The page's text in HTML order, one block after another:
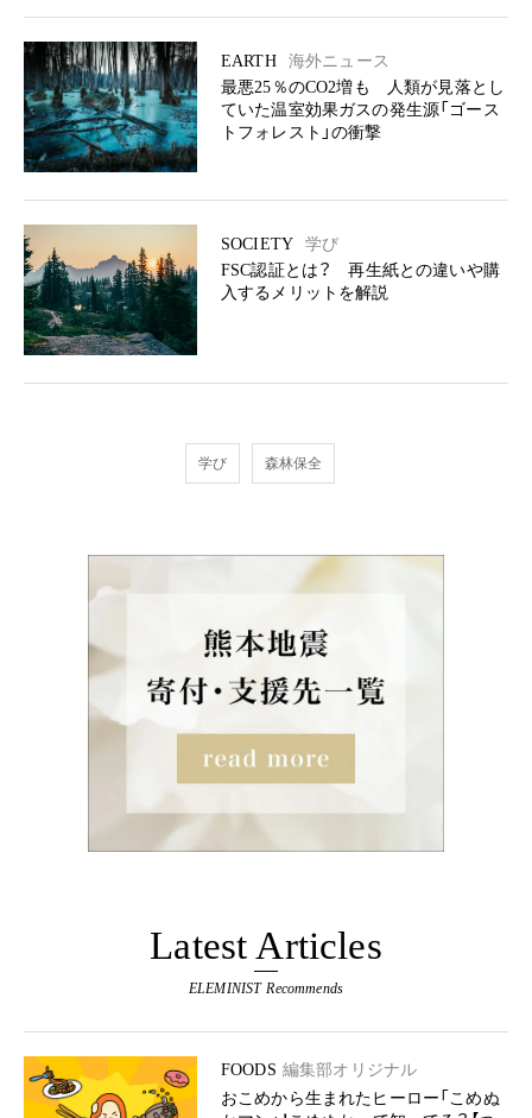
EARTH
海外ニュース
最悪25％のCO2増も 人類が見落とし
ていた温室効果ガスの発生源「ゴース
トフォレスト」の衝撃
SOCIETY
学び
FSC認証とは？ 再生紙との違いや購
入するメリットを解説
学び 森林保全
Latest Articles
ELEMINIST Recommends
FOODS 編集部オリジナル
おこめから生まれたヒーロー「こめぬ